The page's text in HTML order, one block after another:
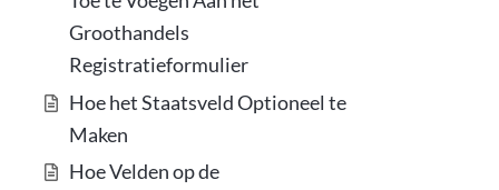
Groothandels
Registratieformulier
Hoe het Staatsveld Optioneel te
Maken
Hoe Velden op de